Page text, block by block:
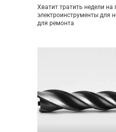
Хватит тратить недели на
электроинструменты для
для ремонта